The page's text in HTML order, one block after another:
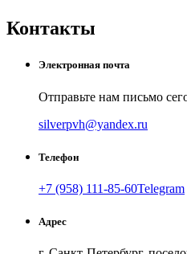
Контакты
Электронная почта
Отправьте нам письмо
silverpvh@yandex.ru
Телефон
+7 (958) 111-85-60Telegram
Адрес